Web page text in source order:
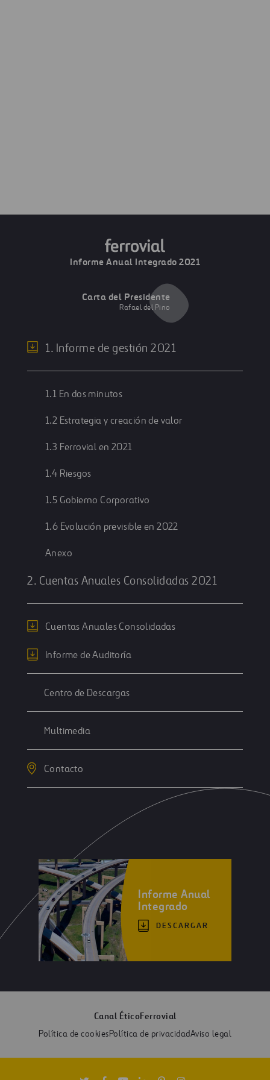
Informe Anual Integrado 2021
Carta del Presidente
Rafael del Pino
1. Informe de gestión 2021
1.1 En dos minutos
1.2 Estrategia y creación de valor
1.3 Ferrovial en 2021
1.4 Riesgos
1.5 Gobierno Corporativo
1.6 Evolución previsible en 2022
Anexo
2. Cuentas Anuales Consolidadas 2021
Cuentas Anuales Consolidadas
Informe de Auditoría
Centro de Descargas
Multimedia
Contacto
Informe Anual
Integrado
DESCARGAR
Canal ÉticoFerrovial
Política de cookiesPolítica de privacidadAviso legal
TwitterFacebook
YoutubeLinkedinPinterestInstagram